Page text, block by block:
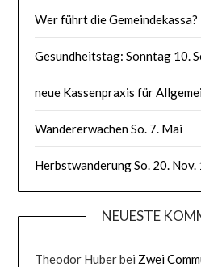
Wer führt die Gemeindekassa?
Gesundheitstag: Sonntag 10.
neue Kassenpraxis für
Wandererwachen So. 7. Mai
Herbstwanderung So. 20. Nov.
NEUESTE
Theodor Huberbei Zwei